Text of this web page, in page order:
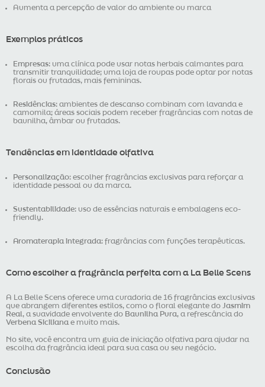
Aumenta a percepção de valor do ambiente ou marca
Exemplos práticos
Empresas: uma clínica pode usar notas herbais calmantes para
transmitir tranquilidade; uma loja de roupas pode optar por notas
florais ou frutadas, mais femininas.
Residências: ambientes de descanso combinam com lavanda e
camomila; áreas sociais podem receber fragrâncias com notas de
baunilha, âmbar ou frutadas.
Tendências em identidade olfativa
Personalização: escolher fragrâncias exclusivas para reforçar a
identidade pessoal ou da marca.
Sustentabilidade: uso de essências naturais e embalagens eco-
friendly.
Aromaterapia integrada: fragrâncias com funções terapêuticas.
Como escolher a fragrância perfeita com a La Belle Scens
A La Belle Scens oferece uma curadoria de 16 fragrâncias exclusivas
que abrangem diferentes estilos, como o floral elegante do Jasmim
Real , a suavidade envolvente do Baunilha Pura, a refrescância do
Verbena Siciliana e muito mais.
No site, você encontra um guia de iniciação olfativa para ajudar na
escolha da fragrância ideal para sua casa ou seu negócio.
Conclusão